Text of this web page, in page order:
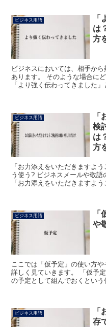
ビジネス用語
は
方
ビジネスにおいては、相手か
あります。 そのような場合に
「より強く伝わってきました
ビジネス用語
検
は
方
「お力添えをいただきますよ
う使う? ビジネスメールや敬語
「お力添えをいただきますよ
ビジネス用語
や
ここでは「仮予定」の使い方
詳しく見ていきます。 「仮予
の予定として組んでおくとい
ビジネス用語
存